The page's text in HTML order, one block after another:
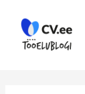
content